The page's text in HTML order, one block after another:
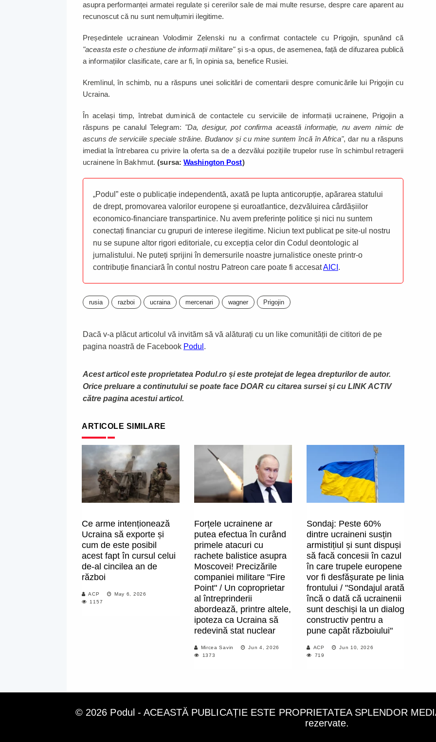
asupra performanței armatei regulate și cererilor sale de mai multe resurse, despre care aparent au
recunoscut că nu sunt nemulțumiri ilegitime.
Președintele ucrainean Volodimir Zelenski nu a confirmat contactele cu Prigojin, spunând că
"aceasta este o chestiune de informații militare" și s-a opus, de asemenea, față de difuzarea publică
a informațiilor clasificate, care ar fi, în opinia sa, benefice Rusiei.
Kremlinul, în schimb, nu a răspuns unei solicitări de comentarii despre comunicările lui Prigojin cu
Ucraina.
În același timp, întrebat duminică de contactele cu serviciile de informații ucrainene, Prigojin a
răspuns pe canalul Telegram: "Da, desigur, pot confirma această informație, nu avem nimic de
ascuns de serviciile speciale străine. Budanov și cu mine suntem încă în Africa", dar nu a răspuns
imediat la întrebarea cu privire la oferta sa de a dezvălui pozițiile trupelor ruse în schimbul retragerii
ucrainene în Bakhmut.(sursa:Washington Post)
„Podul” este o publicație independentă, axată pe lupta anticorupție, apărarea statului
de drept, promovarea valorilor europene și euroatlantice, dezvăluirea cârdășiilor
economico-financiare transpartinice. Nu avem preferințe politice și nici nu suntem
conectați financiar cu grupuri de interese ilegitime. Niciun text publicat pe site-ul nostru
nu se supune altor rigori editoriale, cu excepția celor din Codul deontologic al
jurnalistului. Ne puteți sprijini în demersurile noastre jurnalistice oneste printr-o
contribuție financiară în contul nostru Patreon care poate fi accesatAICI .
rusia razboi ucraina mercenari wagner Prigojin
Dacă v-a plăcut articolul vă invităm să vă alăturați cu un like comunității de cititori de pe
pagina noastră de Facebook Podul .
Acest articol este proprietatea Podul.ro și este protejat de legea drepturilor de autor.
Orice preluare a continutului se poate face DOAR cu citarea sursei și cu LINK ACTIV
către pagina acestui articol.
ARTICOLE SIMILARE
Ce arme intenționează
Ucraina să exporte și
cum de este posibil
acest fapt în cursul celui
de-al cincilea an de
război
ACP
May 6, 2026
1157
Forțele ucrainene ar
putea efectua în curând
primele atacuri cu
rachete balistice asupra
Moscovei! Precizările
companiei militare "Fire
Point" / Un coproprietar
al întreprinderii
abordează, printre altele,
ipoteza ca Ucraina să
redevină stat nuclear
Mircea Savin
Jun 4, 2026
1373
Sondaj: Peste 60%
dintre ucraineni susțin
armistițiul și sunt dispuși
să facă concesii în cazul
în care trupele europene
vor fi desfășurate pe linia
frontului / "Sondajul arată
încă o dată că ucrainenii
sunt deschiși la un dialog
constructiv pentru a
pune capăt războiului"
ACP
Jun 10, 2026
719
© 2026 Podul - ACEASTĂ PUBLICAȚIE ESTE PROPRIETATEA SPLENDOR
rezervate.